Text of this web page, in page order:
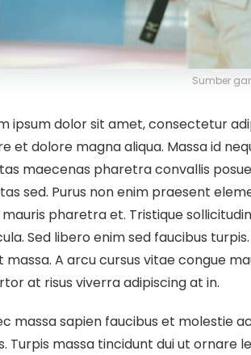
Sumber
ipsum dolor sit amet, consectetur
et dolore magna aliqua. Massa id
maecenas pharetra convallis
sed. Purus non enim praesent
pharetra et. Tristique
Sed libero enim sed faucibus
massa. A arcu cursus vitae congue
at risus viverra adipiscing at in.
massa sapien faucibus et molestie
Turpis massa tincidunt dui ut ornare